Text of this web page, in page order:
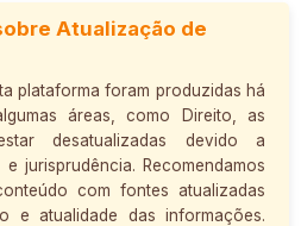
Atualização de
plataforma foram produzidas há
áreas, como Direito, as
desatualizadas devido a
jurisprudência. Recomendamos
com fontes atualizadas
e atualidade das informações.